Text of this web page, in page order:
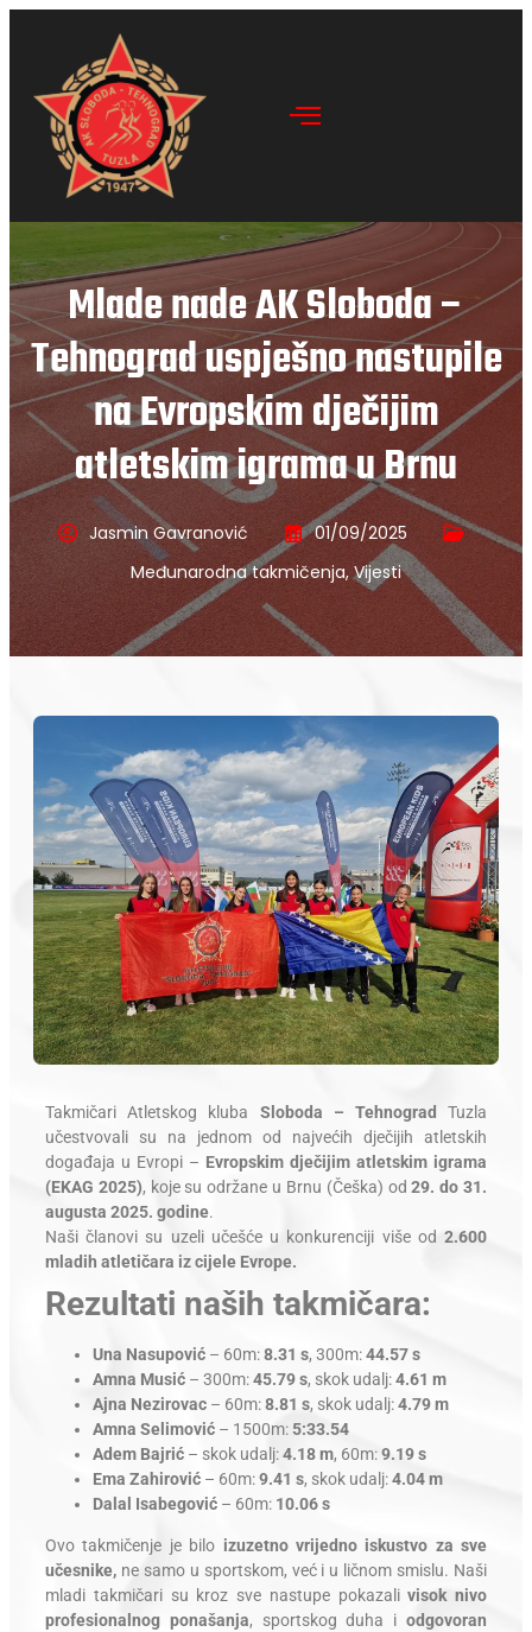
Mlade nade AK Sloboda –
Tehnograd uspješno nastupile
na Evropskim dječijim
atletskim igrama u Brnu
Jasmin Gavranović
01/09/2025
Međunarodna takmičenja,Vijesti
Takmičari Atletskog kluba Sloboda – Tehnograd
Tuzla
učestvovali su na jednom od najvećih dječijih atletskih
događaja u Evropi – Evropskim dječijim atletskim igrama
(EKAG 2025), koje su održane u Brnu (Češka) od29. do 31.
augusta 2025. godine.
Naši članovi su uzeli učešće u konkurenciji više od 2.600
mladih atletičara iz cijele Evrope.
Rezultati naših takmičara:
Una Nasupović – 60m:8.31 s, 300m:44.57 s
Amna Musić – 300m:45.79 s, skok udalj:4.61 m
Ajna Nezirovac – 60m:8.81 s, skok udalj:4.79 m
Amna Selimović – 1500m:5:33.54
Adem Bajrić – skok udalj:4.18 m, 60m:9.19 s
Ema Zahirović – 60m:9.41 s, skok udalj:4.04 m
Dalal Isabegović – 60m: 10.06 s
Ovo takmičenje je bilo izuzetno vrijedno iskustvo za sve
učesnike, ne samo u sportskom, već i u ličnom smislu. Naši
mladi takmičari su kroz sve nastupe pokazalivisok nivo
profesionalnog ponašanja, sportskog duha iodgovoran